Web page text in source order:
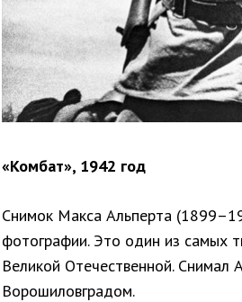
«Комбат», 1942 год
Снимок Макса Альперта
фотографии. Это один из самых
Великой Отечественной. Снимал
Ворошиловградом.